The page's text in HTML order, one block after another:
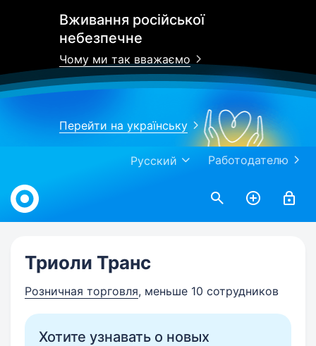
Вживання російської
небезпечне
Чому ми так вважаємо
Перейти на українську
Работодателю
Русский
Work.ua
Триоли Транс
Розничная торговля, меньше 10 сотрудников
Хотите узнавать о новых